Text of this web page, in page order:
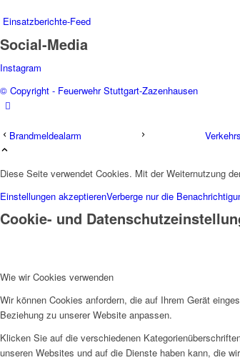
Einsatzberichte-Feed
Social-Media
Instagram
© Copyright - Feuerwehr Stuttgart-Zazenhausen
Brandmeldealarm
Diese Seite verwendet Cookies. Mit der Weiternutzung
Einstellungen akzeptierenVerberge nur die
Cookie- und
Wie wir Cookies verwenden
Wir können Cookies anfordern, die auf Ihrem Gerät
Beziehung zu unserer Website anpassen.
Klicken Sie auf die verschiedenen
unseren Websites und auf die Dienste haben kann, die